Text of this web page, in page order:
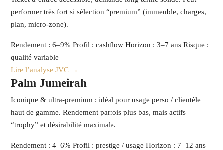
performer très fort si sélection “premium” (immeuble, charges,
plan, micro-zone).
Rendement : 6–9% Profil : cashflow Horizon : 3–7 ans Risque :
qualité variable
Lire l’analyse JVC →
Palm Jumeirah
Iconique & ultra-premium : idéal pour usage perso / clientèle
haut de gamme. Rendement parfois plus bas, mais actifs
“trophy” et désirabilité maximale.
Rendement : 4–6% Profil : prestige / usage Horizon : 7–12 ans